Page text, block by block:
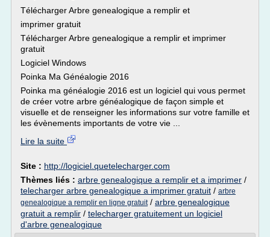
Télécharger Arbre genealogique a remplir et
imprimer gratuit
Télécharger Arbre genealogique a remplir et imprimer
gratuit
Logiciel Windows
Poinka Ma Généalogie 2016
Poinka ma généalogie 2016 est un logiciel qui vous permet
de créer votre arbre généalogique de façon simple et
visuelle et de renseigner les informations sur votre famille et
les évènements importants de votre vie ...
Lire la suite
Site : http://logiciel.quetelecharger.com
Thèmes liés : arbre genealogique a remplir et a imprimer /
telecharger arbre genealogique a imprimer gratuit / arbre
genealogique a remplir en ligne gratuit/ arbre genealogique
gratuit a remplir / telecharger gratuitement un logiciel
d'arbre genealogique